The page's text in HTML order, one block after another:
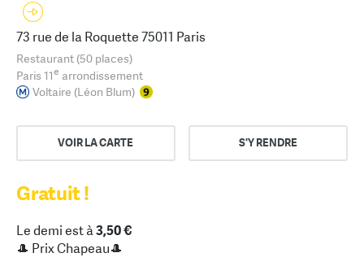
73 rue de la Roquette 75011 Paris
Restaurant (50 places)
Paris 11e arrondissement
Voltaire (Léon Blum)
VOIR LA CARTE S'Y RENDRE
Gratuit !
Le demi est à3,50 €
🎩 Prix Chapeau🎩